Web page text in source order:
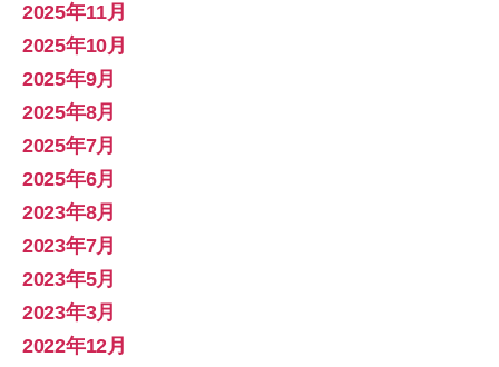
2025年11月
2025年10月
2025年9月
2025年8月
2025年7月
2025年6月
2023年8月
2023年7月
2023年5月
2023年3月
2022年12月